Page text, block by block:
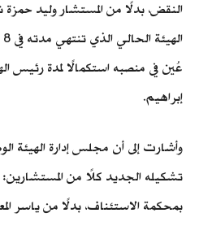
النقض، بدلًا من المستشار وليد
عُين في منصبه استكمالًا لمدة رئيس
إبراهيم.
وأشارت إلى أن مجلس إدارة الهيئة
تشكيله الجديد كلًا من
بمحكمة الاستئناف، بدلًا من ياسر